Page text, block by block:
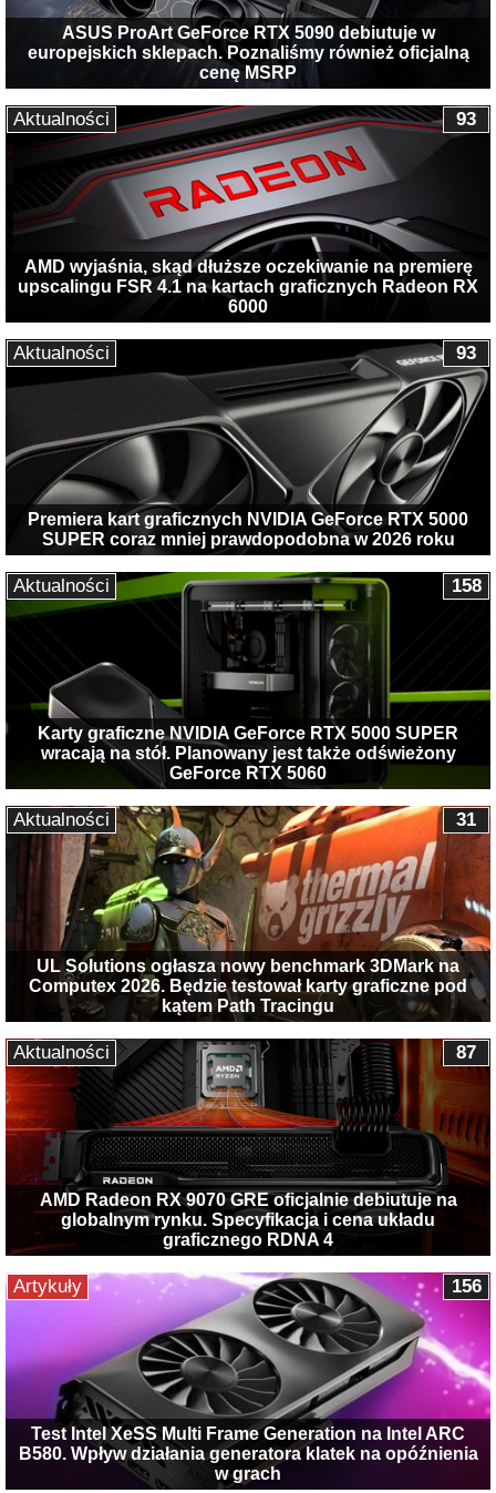
ASUS ProArt GeForce RTX 5090 debiutuje w
europejskich sklepach. Poznaliśmy również oficjalną
cenę MSRP
AMD wyjaśnia, skąd dłuższe oczekiwanie na premierę
upscalingu FSR 4.1 na kartach graficznych Radeon RX
6000
93
Aktualności
Premiera kart graficznych NVIDIA GeForce RTX 5000
SUPER coraz mniej prawdopodobna w 2026 roku
93
Aktualności
Karty graficzne NVIDIA GeForce RTX 5000 SUPER
wracają na stół. Planowany jest także odświeżony
GeForce RTX 5060
158
Aktualności
UL Solutions ogłasza nowy benchmark 3DMark na
Computex 2026. Będzie testował karty graficzne pod
kątem Path Tracingu
31
Aktualności
AMD Radeon RX 9070 GRE oficjalnie debiutuje na
globalnym rynku. Specyfikacja i cena układu
graficznego RDNA 4
87
Aktualności
Test Intel XeSS Multi Frame Generation na Intel ARC
B580. Wpływ działania generatora klatek na opóźnienia
w grach
156
Artykuły